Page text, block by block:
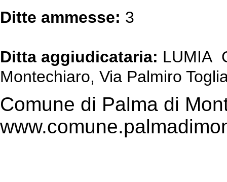
Ditte ammesse: 3
Ditta aggiudicataria: LUMIA
Montechiaro, Via Palmiro
Comune di Palma di